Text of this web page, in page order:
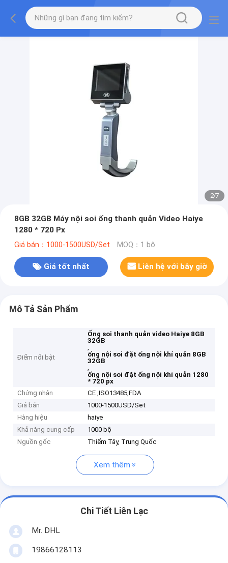
2/7
8GB 32GB Máy nội soi ống thanh quản Video Haiye
1280 * 720 Px
Giá bán：1000-1500USD/Set MOQ：1 bộ
Giá tốt nhất Liên hệ với bây giờ
Mô Tả Sản Phẩm
Điểm nổi bật
Ống soi thanh quản video Haiye 8GB
32GB
,
ống nội soi đặt ống nội khí quản 8GB
32GB
,
ống nội soi đặt ống nội khí quản 1280
* 720 px
Chứng nhận
CE ,ISO13485,FDA
Giá bán
1000-1500USD/Set
Hàng hiệu
haiye
Khả năng cung cấp
1000 bộ
Nguồn gốc
Thiểm Tây, Trung Quốc
Xem thêm
Chi Tiết Liên Lạc
Mr. DHL
19866128113